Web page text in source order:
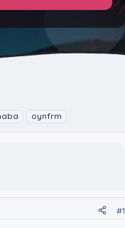
oynfrm
#1